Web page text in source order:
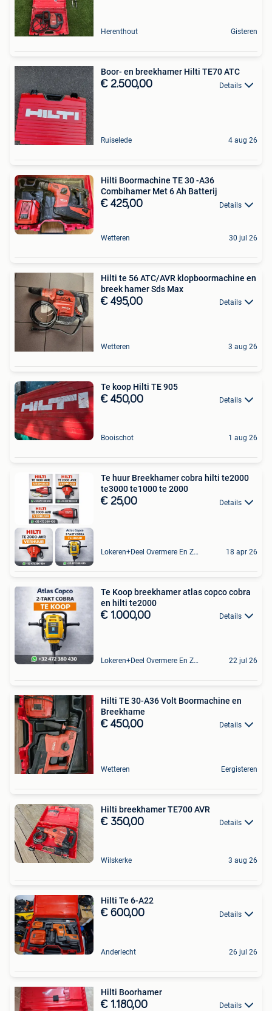
Herenthout Gisteren
Boor- en breekhamer Hilti TE70 ATC
€ 2.500,00 Details
Ruiselede 4 aug 26
Hilti Boormachine TE 30 -A36
Combihamer Met 6 Ah Batterij
€ 425,00 Details
Wetteren 30 jul 26
Hilti te 56 ATC/AVR klopboormachine en
breek hamer Sds Max
€ 495,00 Details
Wetteren 3 aug 26
Te koop Hilti TE 905
€ 450,00 Details
Booischot 1 aug 26
Te huur Breekhamer cobra hilti te2000
te3000 te1000 te 2000
€ 25,00 Details
Lokeren+Deel Overmere En Zele 18 apr 26
Te Koop breekhamer atlas copco cobra
en hilti te2000
€ 1.000,00 Details
Lokeren+Deel Overmere En Zele 22 jul 26
Hilti TE 30-A36 Volt Boormachine en
Breekhame
€ 450,00 Details
Wetteren Eergisteren
Hilti breekhamer TE700 AVR
€ 350,00 Details
Wilskerke 3 aug 26
Hilti Te 6-A22
€ 600,00 Details
Anderlecht 26 jul 26
Hilti Boorhamer
€ 1.180,00 Details